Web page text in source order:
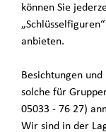
können Sie
anbieten.
Besichtungen
solche für
05033 - 76 27)
Wir sind in der